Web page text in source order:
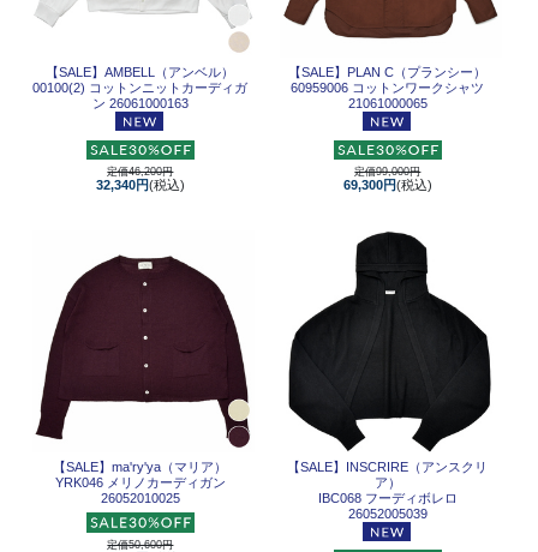
【SALE】AMBELL（アンベル）
00100(2) コットンニットカーディガ
ン 26061000163
定価46,200円
32,340円(税込)
【SALE】 PLAN C（プランシー）
60959006 コットンワークシャツ
21061000065
定価99,000円
69,300円(税込)
【SALE】ma'ry'ya（マリア）
YRK046 メリノカーディガン
26052010025
定価50,600円
【SALE】 INSCRIRE（アンスクリ
ア）
IBC068 フーディボレロ
26052005039